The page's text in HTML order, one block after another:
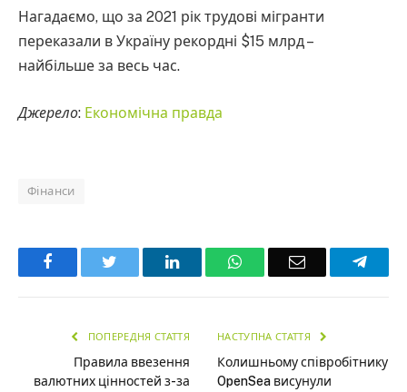
Нагадаємо, що за 2021 рік трудові мігранти
переказали в Україну рекордні $15 млрд –
найбільше за весь час.
Джерело: Економічна правда
Фінанси
Facebook LinkedInWhatsAppEmail
ПОПЕРЕДНЯ СТАТТЯ
Правила ввезення
валютних цінностей з-за
НАСТУПНА СТАТТЯ
Колишньому співробітнику
OpenSea висунули